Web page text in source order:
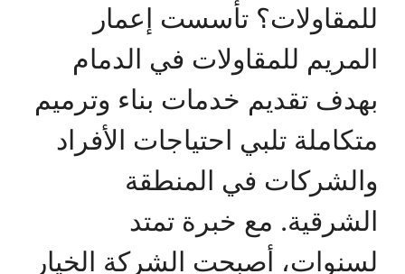
للمقاولات؟ تأسست إعمار
المريم للمقاولات في الدمام
بهدف تقديم خدمات بناء وترميم
متكاملة تلبي احتياجات الأفراد
والشركات في المنطقة
الشرقية. مع خبرة تمتد
لسنوات، أصبحت الشركة الخيار